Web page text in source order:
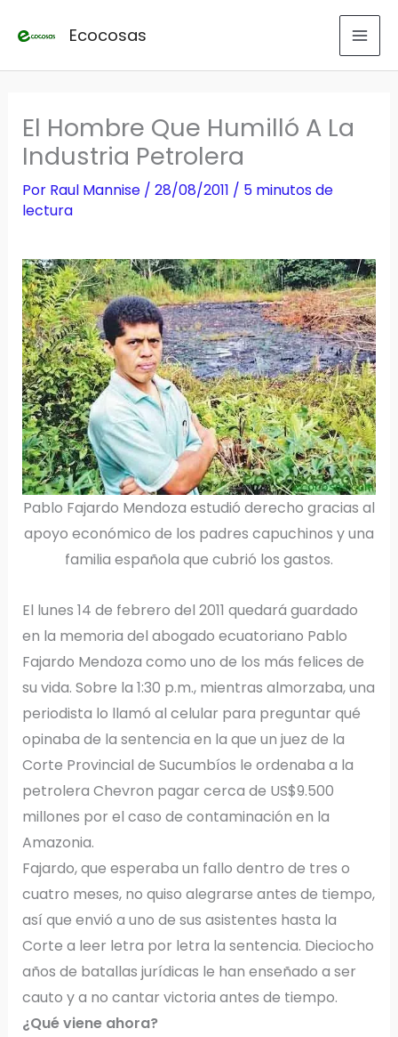
Ecocosas
El Hombre Que Humilló A La
Industria Petrolera
Por Raul Mannise / 28/08/2011 / 5 minutos de
lectura
Pablo Fajardo Mendoza estudió derecho gracias al
apoyo económico de los padres capuchinos y una
familia española que cubrió los gastos.
El lunes 14 de febrero del 2011 quedará guardado
en la memoria del abogado ecuatoriano Pablo
Fajardo Mendoza como uno de los más felices de
su vida. Sobre la 1:30 p.m., mientras almorzaba, una
periodista lo llamó al celular para preguntar qué
opinaba de la sentencia en la que un juez de la
Corte Provincial de Sucumbíos le ordenaba a la
petrolera Chevron pagar cerca de US$9.500
millones por el caso de contaminación en la
Amazonia.
Fajardo, que esperaba un fallo dentro de tres o
cuatro meses, no quiso alegrarse antes de tiempo,
así que envió a uno de sus asistentes hasta la
Corte a leer letra por letra la sentencia. Dieciocho
años de batallas jurídicas le han enseñado a ser
cauto y a no cantar victoria antes de tiempo.
¿Qué viene ahora?